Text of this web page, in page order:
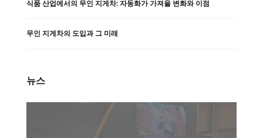
식품 산업에서의 무인 지게차: 자동화가 가져올 변화와 이점
무인 지게차의 도입과 그 미래
뉴스